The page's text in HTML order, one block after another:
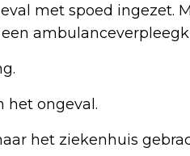
met spoed ingezet.
het ongeval.
het ziekenhuis